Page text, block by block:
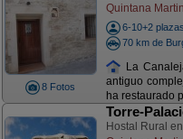
8 Fotos
Quintana
6-10+2 plazas
70 km de
La
antiguo
ha restaurado
Torre-
Hostal Rural en